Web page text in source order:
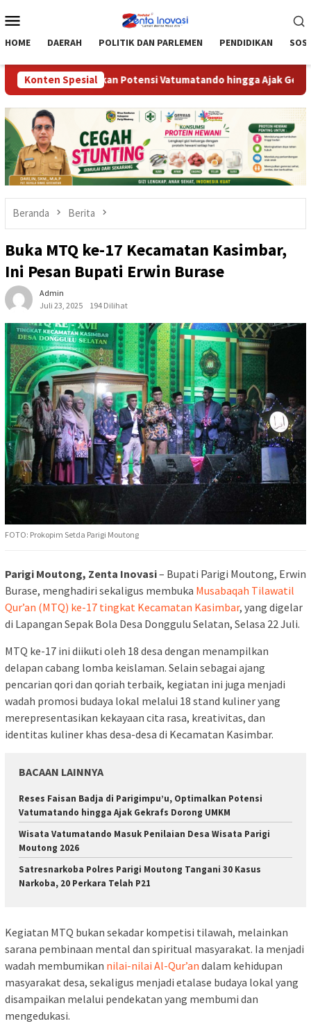
ke
Mobile
HOME DAERAH POLITIK DAN PARLEMEN PENDIDIKAN
Konten Spesial
Optimalkan Potensi Vatumatando hingga Ajak Gekrafs Dorong
Beranda Berita
Buka MTQ ke-17 Kecamatan Kasimbar,
Ini Pesan Bupati Erwin Burase
Admin
Juli 23, 2025
194 Dilihat
FOTO: Prokopim Setda Parigi Moutong
Parigi Moutong, Zenta Inovasi– Bupati Parigi Moutong, Erwin
Burase, menghadiri sekaligus membuka Musabaqah Tilawatil
Qur’an (MTQ) ke-17 tingkat Kecamatan Kasimbar, yang digelar
di Lapangan Sepak Bola Desa Donggulu Selatan, Selasa 22 Juli.
MTQ ke-17 ini diikuti oleh 18 desa dengan menampilkan
delapan cabang lomba keislaman. Selain sebagai ajang
pencarian qori dan qoriah terbaik, kegiatan ini juga menjadi
wadah promosi budaya lokal melalui 18 stand kuliner yang
merepresentasikan kekayaan cita rasa, kreativitas, dan
identitas kuliner khas desa-desa di Kecamatan Kasimbar.
BACAAN LAINNYA
Reses Faisan Badja di Parigimpu’u, Optimalkan Potensi
Vatumatando hingga Ajak Gekrafs Dorong UMKM
Wisata Vatumatando Masuk Penilaian Desa Wisata Parigi
Moutong 2026
Satresnarkoba Polres Parigi Moutong Tangani 30 Kasus
Narkoba, 20 Perkara Telah P21
Kegiatan MTQ bukan sekadar kompetisi tilawah, melainkan
sarana pembinaan mental dan spiritual masyarakat. Ia menjadi
wadah membumikan nilai-nilai Al-Qur’an dalam kehidupan
masyarakat desa, sekaligus menjadi etalase budaya lokal yang
disampaikan melalui pendekatan yang membumi dan
mengedukasi.